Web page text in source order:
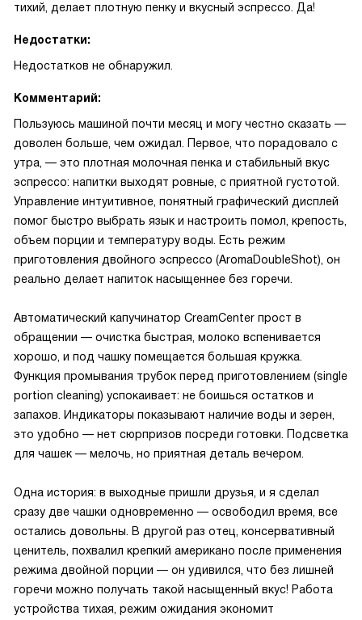
тихий, делает плотную пенку и вкусный эспрессо. Да!
Недостатки:
Недостатков не обнаружил.
Комментарий:
Пользуюсь машиной почти месяц и могу честно сказать —
доволен больше, чем ожидал. Первое, что порадовало с
утра, — это плотная молочная пенка и стабильный вкус
эспрессо: напитки выходят ровные, с приятной густотой.
Управление интуитивное, понятный графический дисплей
помог быстро выбрать язык и настроить помол, крепость,
объем порции и температуру воды. Есть режим
приготовления двойного эспрессо (AromaDoubleShot), он
реально делает напиток насыщеннее без горечи.
Автоматический капучинатор CreamCenter прост в
обращении — очистка быстрая, молоко вспенивается
хорошо, и под чашку помещается большая кружка.
Функция промывания трубок перед приготовлением (single
portion cleaning) успокаивает: не боишься остатков и
запахов. Индикаторы показывают наличие воды и зерен,
это удобно — нет сюрпризов посреди готовки. Подсветка
для чашек — мелочь, но приятная деталь вечером.
Одна история: в выходные пришли друзья, и я сделал
сразу две чашки одновременно — освободил время, все
остались довольны. В другой раз отец, консервативный
ценитель, похвалил крепкий американо после применения
режима двойной порции — он удивился, что без лишней
горечи можно получать такой насыщенный вкус! Работа
устройства тихая, режим ожидания экономит